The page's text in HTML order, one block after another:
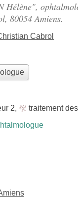
Hélène",
, 80054 Amiens.
Cabrol
2,
traitement